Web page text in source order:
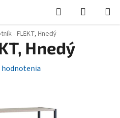
Hľadať
KOŠÍK
- FLEKT, Hnedý
Hnedý